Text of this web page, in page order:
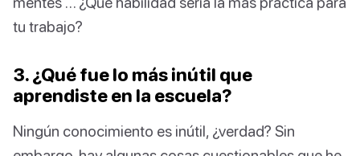
tu trabajo?
3. ¿Qué fue lo más inútil que
aprendiste en la escuela?
Ningún conocimiento es inútil, ¿verdad? Sin